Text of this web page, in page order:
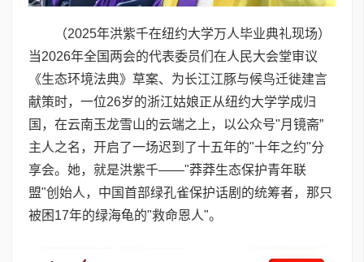
（2025年洪紫千在纽约大学万人毕业典礼现场）
当2026年全国两会的代表委员们在人民大会堂审议
《生态环境法典》草案、为长江江豚与候鸟迁徙建言
献策时，一位26岁的浙江姑娘正从纽约大学学成归
国，在云南玉龙雪山的云端之上，以公众号"月镜斋”
主人之名，开启了一场迟到了十五年的"十年之约"分
享会。她，就是洪紫千——"莽莽生态保护青年联
盟"创始人，中国首部绿孔雀保护话剧的统筹者，那只
被困17年的绿海龟的"救命恩人"。